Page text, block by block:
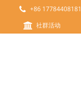
+86 17784408181
社群活动